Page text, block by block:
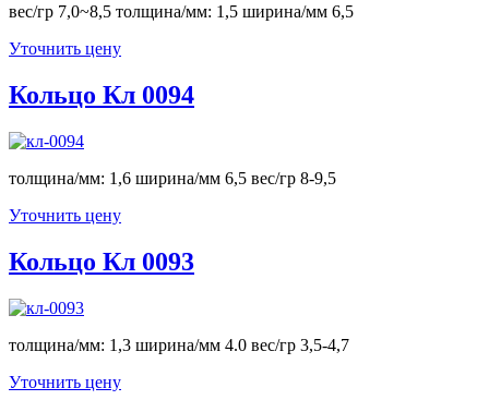
вес/гр 7,0~8,5 толщина/мм: 1,5 ширина/мм 6,5
Уточнить цену
Кольцо Кл 0094
толщина/мм: 1,6 ширина/мм 6,5 вес/гр 8-9,5
Уточнить цену
Кольцо Кл 0093
толщина/мм: 1,3 ширина/мм 4.0 вес/гр 3,5-4,7
Уточнить цену